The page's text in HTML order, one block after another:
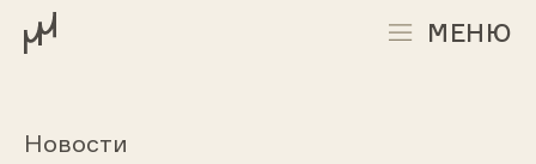
МЕНЮ
Новости